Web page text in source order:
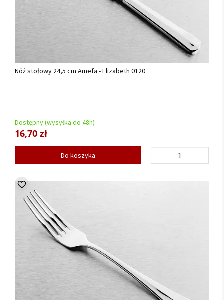
Nóż stołowy 24,5 cm Amefa - Elizabeth 0120
Dostępny (wysyłka do 48h)
16,70 zł
Do koszyka